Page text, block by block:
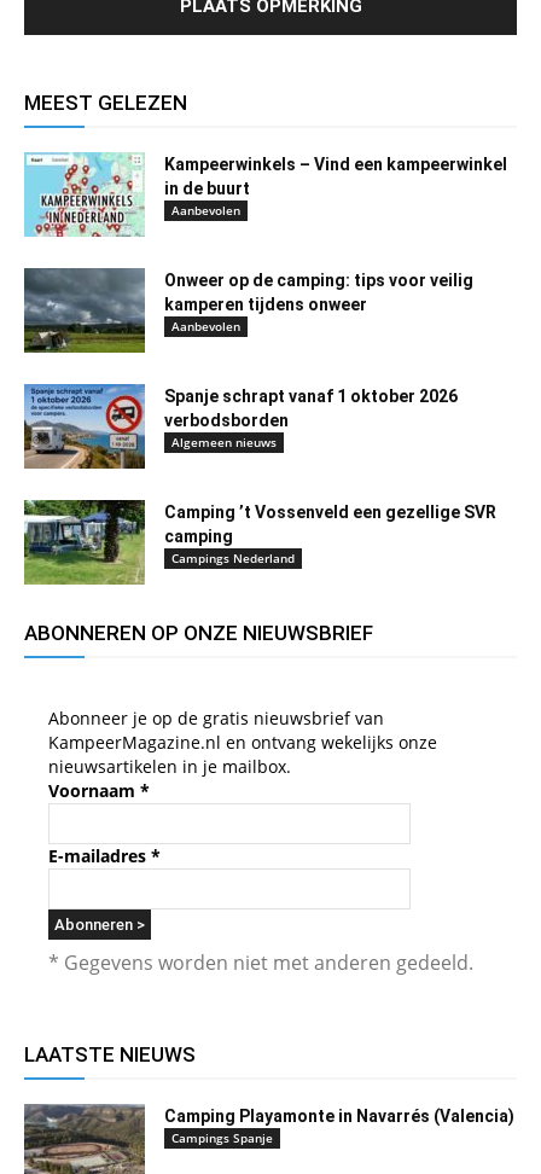
MEEST GELEZEN
Kampeerwinkels – Vind een kampeerwinkel
in de buurt
Aanbevolen
Onweer op de camping: tips voor veilig
kamperen tijdens onweer
Aanbevolen
Spanje schrapt vanaf 1 oktober 2026
verbodsborden
Algemeen nieuws
Camping ’t Vossenveld een gezellige SVR
camping
Campings Nederland
ABONNEREN OP ONZE NIEUWSBRIEF
Abonneer je op de gratis nieuwsbrief van
KampeerMagazine.nl en ontvang wekelijks onze
nieuwsartikelen in je mailbox.
Voornaam *
E-mailadres *
* Gegevens worden niet met anderen gedeeld.
LAATSTE NIEUWS
Camping Playamonte in Navarrés (Valencia)
Campings Spanje